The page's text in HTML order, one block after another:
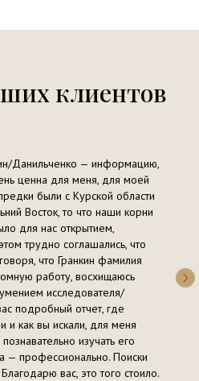
клиентов
Данильченко — информацию,
ценна для меня, для моей
были с Курской области
Восток, то что наши корни
для нас открытием,
трудно соглашались, что
что Гранкин фамилия
работу, восхищаюсь
исследователя/
подробный отчет, где
и как вы искали, для меня
изучать его
— профессионально. Поиски
вас, это того стоило.